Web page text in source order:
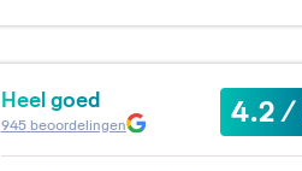
Heel goed 4.2/
945beoordelingen